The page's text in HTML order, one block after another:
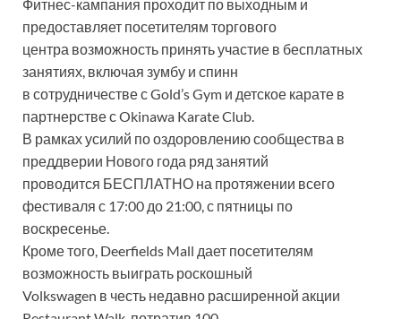
Фитнес-кампания проходит по выходным и
предоставляет посетителям торгового
центра возможность принять участие в бесплатных
занятиях, включая зумбу и спинн
в сотрудничестве с Gold’s Gym и детское карате в
партнерстве с Okinawa Karate Club.
В рамках усилий по оздоровлению сообщества в
преддверии Нового года ряд занятий
проводится БЕСПЛАТНО на протяжении всего
фестиваля с 17:00 до 21:00, с пятницы по
воскресенье.
Кроме того, Deerfields Mall дает посетителям
возможность выиграть роскошный
Volkswagen в честь недавно расширенной акции